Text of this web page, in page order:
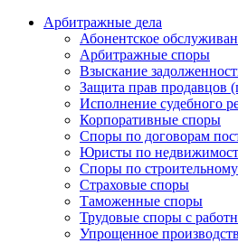
Арбитражные дела
Абонентское
Арбитражные споры
Взыскание
Защита прав продавцов
Исполнение судебного
Корпоративные споры
Споры по договорам
Юристы по
Споры по
Страховые споры
Таможенные споры
Трудовые споры с
Упрощенное